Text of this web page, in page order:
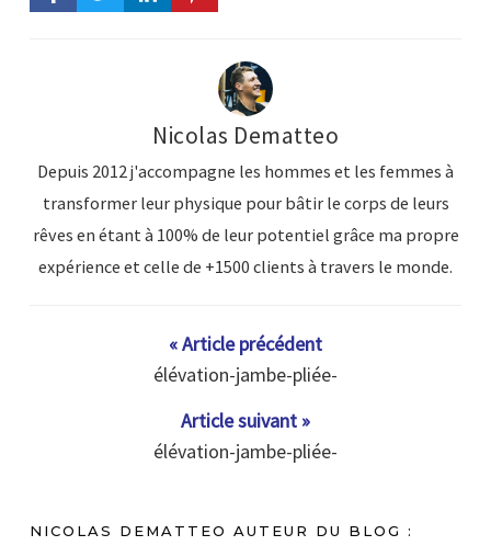
Nicolas Dematteo
Depuis 2012 j'accompagne les hommes et les femmes à
transformer leur physique pour bâtir le corps de leurs
rêves en étant à 100% de leur potentiel grâce ma propre
expérience et celle de +1500 clients à travers le monde.
« Article précédent
élévation-jambe-pliée-
Article suivant »
élévation-jambe-pliée-
NICOLAS DEMATTEO AUTEUR DU BLOG :